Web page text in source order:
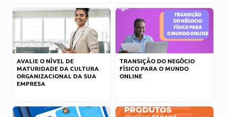
AVALIE O NÍVEL DE
MATURIDADE DA CULTURA
ORGANIZACIONAL DA SUA
EMPRESA
TRANSIÇÃO DO NEGÓCIO
FÍSICO PARA O MUNDO
ONLINE